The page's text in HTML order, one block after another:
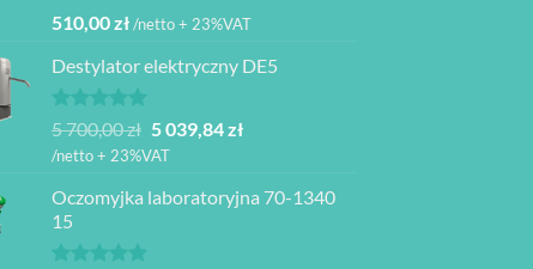
Oceniono
na 5
510,00zł/netto + 23%VAT
Destylator elektryczny DE5
Oceniono
5.00
na 5
5 700,00zł Pierwotna
cena
5
5 039,84złAktualna
5
/netto + 23%VAT
Oczomyjka laboratoryjna 70-1340
15